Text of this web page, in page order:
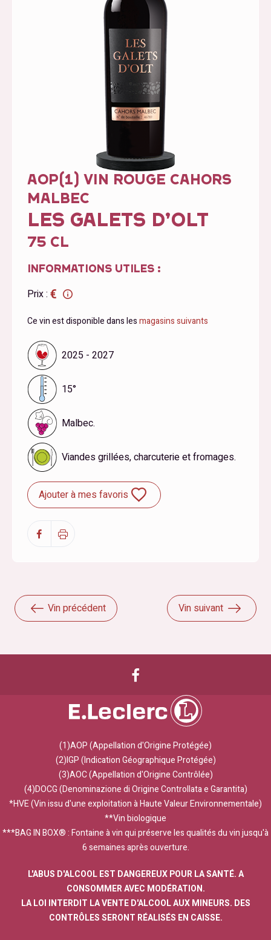
AOP(1) VIN ROUGE CAHORS
MALBEC
LES GALETS D’OLT
75 CL
INFORMATIONS UTILES :
Prix : €
Ce vin est disponible dans lesmagasins suivants
2025 - 2027
15°
Malbec.
Viandes grillées, charcuterie et fromages.
Ajouter à mes favoris
Vin précédent Vin suivant
(1)AOP (Appellation d'Origine Protégée)
(2)IGP (Indication Géographique Protégée)
(3)AOC (Appellation d'Origine Contrôlée)
(4)DOCG (Denominazione di Origine Controllata e Garantita)
*HVE (Vin issu d'une exploitation à Haute Valeur Environnementale)
**Vin biologique
***BAG IN BOX® : Fontaine à vin qui préserve les qualités du vin jusqu'à
6 semaines après ouverture.
L'ABUS D'ALCOOL EST DANGEREUX POUR LA SANTÉ. A
CONSOMMER AVEC MODÉRATION.
LA LOI INTERDIT LA VENTE D'ALCOOL AUX MINEURS. DES
CONTRÔLES SERONT RÉALISÉS EN CAISSE.